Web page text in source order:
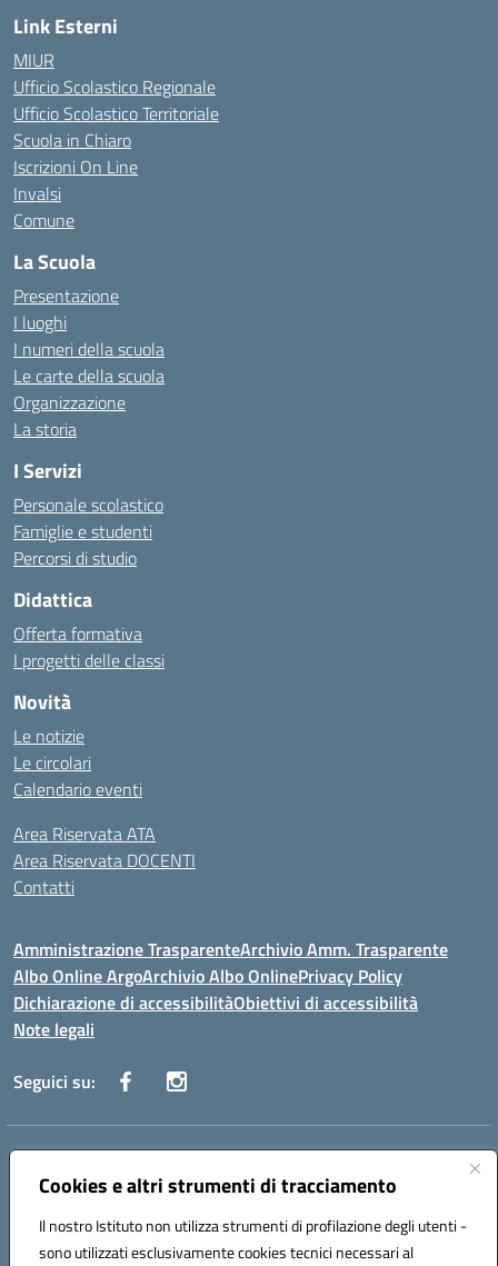
Cookies e altri strumenti di tracciamento
Il nostro Istituto non utilizza strumenti di profilazione degli utenti -
sono utilizzati esclusivamente cookies tecnici necessari al
Link Esterni
MIUR
Ufficio Scolastico Regionale
Ufficio Scolastico Territoriale
Scuola in Chiaro
Iscrizioni On Line
Invalsi
Comune
La Scuola
Presentazione
I luoghi
I numeri della scuola
Le carte della scuola
Organizzazione
La storia
I Servizi
Personale scolastico
Famiglie e studenti
Percorsi di studio
Didattica
Offerta formativa
I progetti delle classi
Novità
Le notizie
Le circolari
Calendario eventi
Area Riservata ATA
Area Riservata DOCENTI
Contatti
Amministrazione TrasparenteArchivio Amm. Trasparente
Albo Online ArgoArchivio Albo OnlinePrivacy Policy
Dichiarazione di accessibilitàObiettivi di accessibilità
Note legali
Seguici su:
Indirizzo:
Centralino:0823 742191 Email:CEIC8BC00Q@istruzione.it
Codice fiscale: 93117040613